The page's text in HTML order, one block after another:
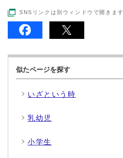
SNSリンクは別ウィンドウで開きます
似たページを探す
いざという時
乳幼児
小学生